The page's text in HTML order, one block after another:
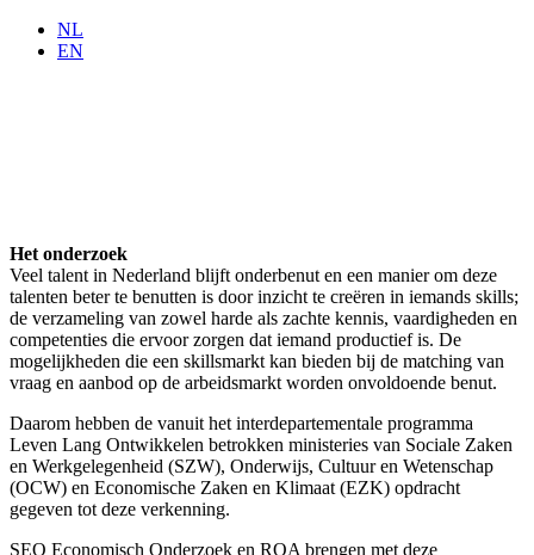
NL
EN
Het onderzoek
Veel talent in Nederland blijft onderbenut en een manier om deze
talenten beter te benutten is door inzicht te creëren in iemands skills;
de verzameling van zowel harde als zachte kennis, vaardigheden en
competenties die ervoor zorgen dat iemand productief is. De
mogelijkheden die een skillsmarkt kan bieden bij de matching van
vraag en aanbod op de arbeidsmarkt worden onvoldoende benut.
Daarom hebben de vanuit het interdepartementale programma
Leven Lang Ontwikkelen betrokken ministeries van Sociale Zaken
en Werkgelegenheid (SZW), Onderwijs, Cultuur en Wetenschap
(OCW) en Economische Zaken en Klimaat (EZK) opdracht
gegeven tot deze verkenning.
SEO Economisch Onderzoek en ROA brengen met deze